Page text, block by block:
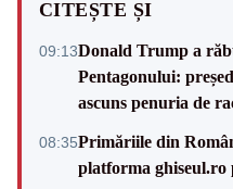
CITEȘTE ȘI
09:13Donald Trump a
Pentagonului:
ascuns penuria de
08:35Primăriile din
platforma ghiseul.ro